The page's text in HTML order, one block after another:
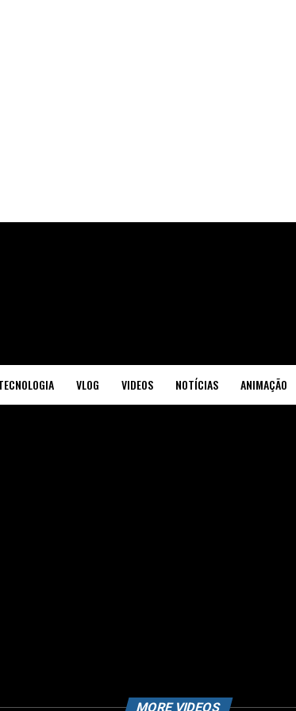
VLOG VIDEOS NOTÍCIAS ANIMAÇÃO
MORE VIDEOS